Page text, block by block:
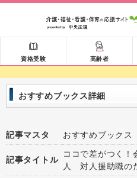
資格受験 高齢者
おすすめブックス詳細
記事マスタ
おすすめブックス
記事タイトル
ココで差がつく！
人 対人援助職の